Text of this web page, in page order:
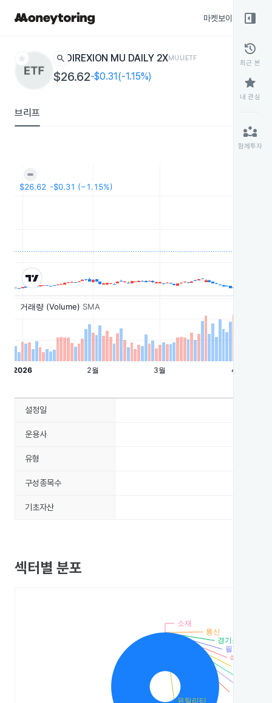
마켓보이스
star search DIREXION MU DAILY 2XMUUETF
$26.62-$0.31(-1.15%)
브리프
right_panel_open
history
최근 본
star
내 관심
partner_exchange
함께투자